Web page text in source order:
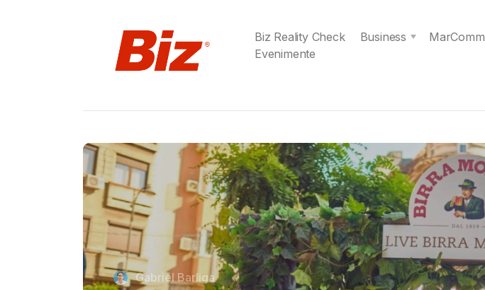
Biz Reality Check Business MarComm
Evenimente
Cristi Dorombach